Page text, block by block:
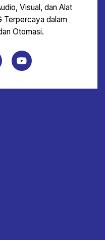
Visual, dan Alat
Terpercaya dalam
Otomasi.